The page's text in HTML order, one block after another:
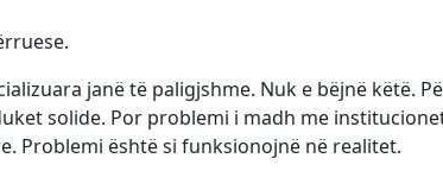
janë të paligjshme. Nuk e bëjnë këtë.
solide. Por problemi i madh me
Problemi është si funksionojnë në realitet.